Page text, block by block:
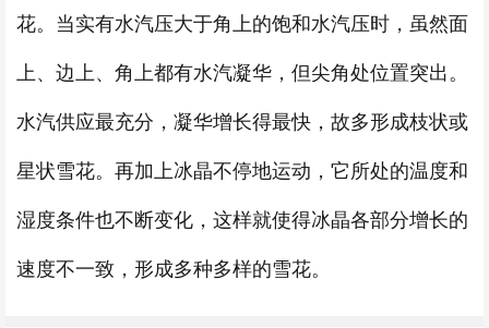
花。当实有水汽压大于角上的饱和水汽压时，虽然面
上、边上、角上都有水汽凝华，但尖角处位置突出。
水汽供应最充分，凝华增长得最快，故多形成枝状或
星状雪花。再加上冰晶不停地运动，它所处的温度和
湿度条件也不断变化，这样就使得冰晶各部分增长的
速度不一致，形成多种多样的雪花。